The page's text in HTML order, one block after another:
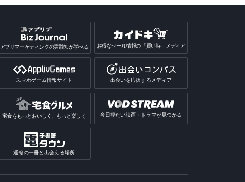
アプリマーケティングの実践知が学べる お得なセール情報の「買い時」メディア
スマホゲーム情報サイト 出会いを応援するメディア
宅食をもっとおいしく、もっと楽しく 今日観たい映画・ドラマが見つかる
運命の一冊と出会える場所